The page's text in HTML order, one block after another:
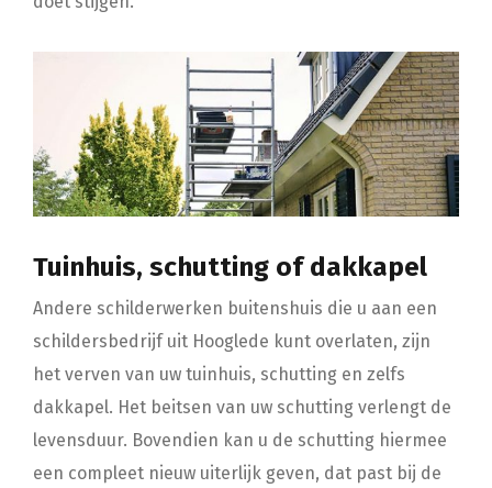
Tuinhuis, schutting of dakkapel
Andere schilderwerken buitenshuis die u aan een
schildersbedrijf uit Hooglede kunt overlaten, zijn
het verven van uw tuinhuis, schutting en zelfs
dakkapel. Het beitsen van uw schutting verlengt de
levensduur. Bovendien kan u de schutting hiermee
een compleet nieuw uiterlijk geven, dat past bij de